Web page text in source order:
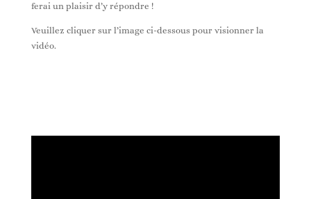
ferai un plaisir d’y répondre !
Veuillez cliquer sur l’image ci-dessous pour visionner la
vidéo.